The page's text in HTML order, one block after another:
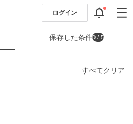
ログイン
保存した条件0 / 5
すべてクリア